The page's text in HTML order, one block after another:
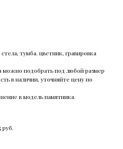
тумба. цветник, гравировка
подобрать под любой размер
в наличии, уточняйте цену по
в модель памятника.
руб.